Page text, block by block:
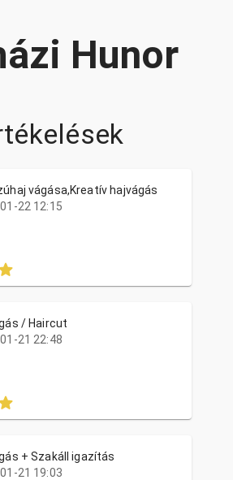
Hunor
vágása,Kreatív hajvágás
22 12:15
/ Haircut
21 22:48
+ Szakáll igazítás
21 19:03